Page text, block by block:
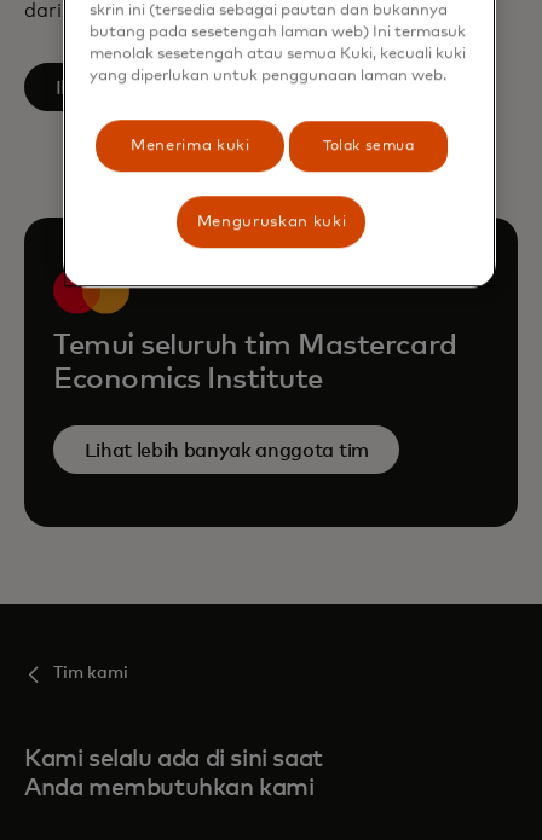
dari INSEAD.
Ikuti di LinkedIn
opens in a new tab
Temui seluruh tim Mastercard
Economics Institute
Lihat lebih banyak anggota tim
Tim kami
Kami selalu ada di sini saat
Anda membutuhkan kami
skrin ini (tersedia sebagai pautan dan bukannya
butang pada sesetengah laman web) Ini termasuk
menolak sesetengah atau semua Kuki, kecuali kuki
yang diperlukan untuk penggunaan laman web.
Menerima kuki Tolak semua
Menguruskan kuki